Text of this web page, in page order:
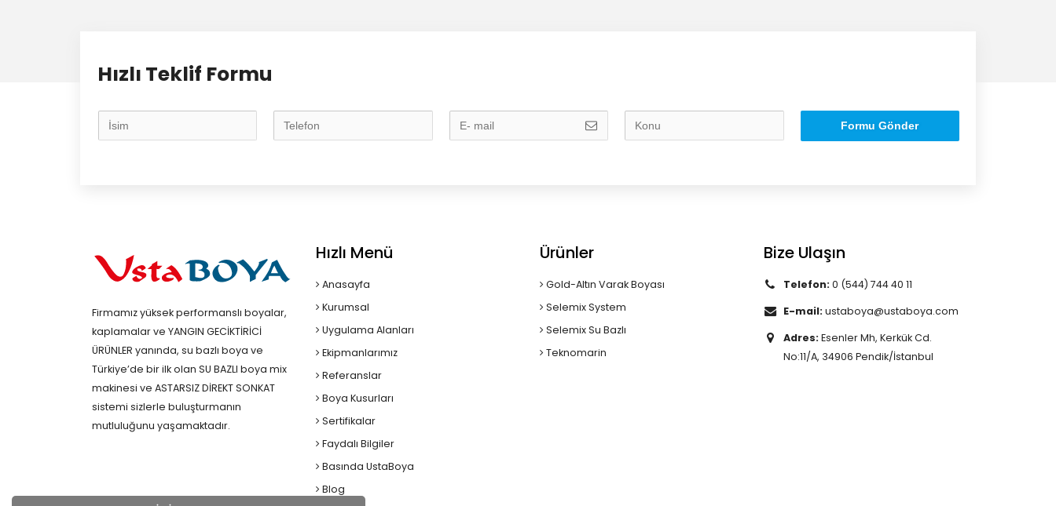
Hızlı Teklif Formu
Formu Gönder
Firmamız yüksek performanslı boyalar,
kaplamalar ve YANGIN GECİKTİRİCİ
ÜRÜNLER yanında, su bazlı boya ve
Türkiye’de bir ilk olan SU BAZLI boya mix
makinesi ve ASTARSIZ DİREKT SONKAT
sistemi sizlerle buluşturmanın
mutluluğunu yaşamaktadır.
Hızlı Menü
Anasayfa
Kurumsal
Uygulama Alanları
Ekipmanlarımız
Referanslar
Boya Kusurları
Sertifikalar
Faydalı Bilgiler
Basında UstaBoya
Blog
Ürünler
Gold-Altın Varak Boyası
Selemix System
Selemix Su Bazlı
Teknomarin
Bize Ulaşın
Telefon: 0 (544) 744 40 11
E-mail: ustaboya@ustaboya.com
Adres: Esenler Mh, Kerkük Cd.
No:11/A, 34906 Pendik/İstanbul